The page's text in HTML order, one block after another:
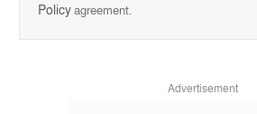
Policyagreement.
Advertisement